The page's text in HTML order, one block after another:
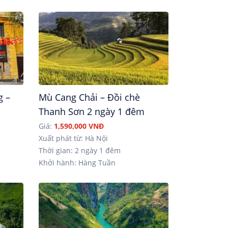
–
Mù Cang Chải – Đồi chè
Thanh Sơn 2 ngày 1 đêm
Giá: 1,590,000 VNĐ
Xuất phát từ: Hà Nội
Thời gian: 2 ngày 1 đêm
Khởi hành: Hàng Tuần